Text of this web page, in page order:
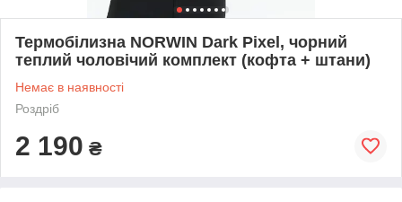
Термобілизна NORWIN Dark Pixel, чорний
теплий чоловічий комплект (кофта + штани)
Немає в наявності
Роздріб
2 190 ₴